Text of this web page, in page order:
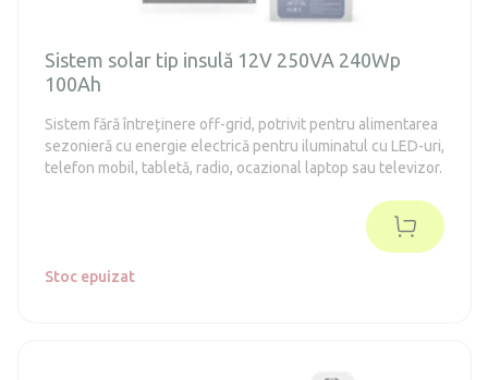
Sistem solar tip insulă 12V 250VA 240Wp
100Ah
Sistem fără întreținere off-grid, potrivit pentru alimentarea
sezonieră cu energie electrică pentru iluminatul cu LED-uri,
telefon mobil, tabletă, radio, ocazional laptop sau televizor.
Stoc epuizat